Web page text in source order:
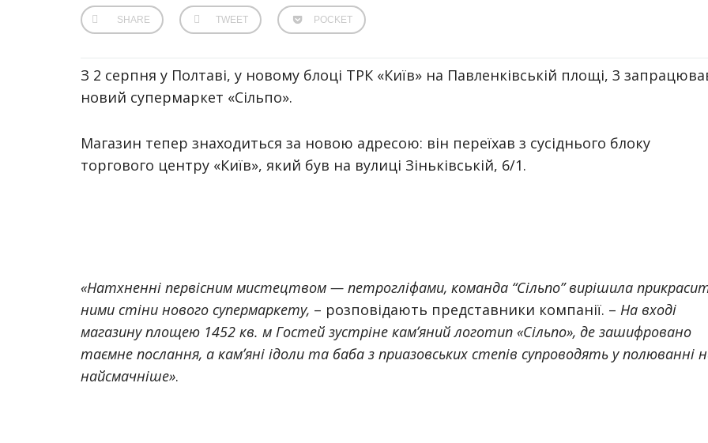
SHARE TWEET POCKET
З 2 серпня у Полтаві, у новому блоці ТРК «Київ» на Павленківській площі, 3
новий супермаркет «Сільпо».
Магазин тепер знаходиться за новою адресою: він переїхав з сусіднього блоку
торгового центру «Київ», який був на вулиці Зіньківській, 6/1.
«Натхненні первісним мистецтвом — петрогліфами, команда “Сільпо” вирішила
ними стіни нового супермаркету, – розповідають представники компанії. – На вході
магазину площею 1452 кв. м Гостей зустріне камʼяний логотип «Сільпо», де зашифровано
таємне послання, а камʼяні ідоли та баба з приазовських степів супроводять у полюванні
найсмачніше».